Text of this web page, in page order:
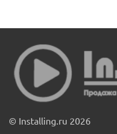
© Installing.ru 2026